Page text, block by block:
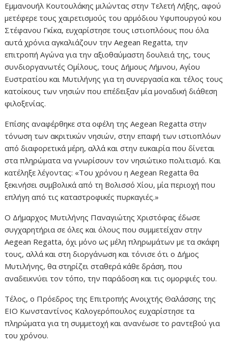
Εμμανουήλ Κουτουλάκης μιλώντας στην Τελετή Λήξης, αφού
μετέφερε τους χαιρετισμούς του αρμόδιου Υφυπουργού κου
Στέφανου Γκίκα, ευχαρίστησε τους ιστιοπλόους που όλα
αυτά χρόνια αγκαλιάζουν την Aegean Regatta, την
επιτροπή Αγώνα για την αξιοθαύμαστη δουλειά της, τους
συνδιοργανωτές Ομίλους, τους Δήμους Λήμνου, Αγίου
Ευστρατίου και Μυτιλήνης για τη συνεργασία και τέλος τους
κατοίκους των νησιών που επέδειξαν μία μοναδική διάθεση
φιλοξενίας.
Επίσης αναφέρθηκε στα οφέλη της Aegean Regatta στην
τόνωση των ακριτικών νησιών, στην επαφή των ιστιοπλόων
από διαφορετικά μέρη, αλλά και στην ευκαιρία που δίνεται
στα πληρώματα να γνωρίσουν τον νησιώτικο πολιτισμό. Και
κατέληξε λέγοντας: «Του χρόνου η Aegean Regatta θα
ξεκινήσει συμβολικά από τη Βολισσό Χίου, μία περιοχή που
επλήγη από τις καταστροφικές πυρκαγιές.»
Ο Δήμαρχος Μυτιλήνης Παναγιώτης Χριστόφας έδωσε
συγχαρητήρια σε όλες και όλους που συμμετείχαν στην
Aegean Regatta, όχι μόνο ως μέλη πληρωμάτων με τα σκάφη
τους, αλλά και στη διοργάνωση και τόνισε ότι ο Δήμος
Μυτιλήνης, θα στηρίζει σταθερά κάθε δράση, που
αναδεικνύει τον τόπο, την παράδοση και τις ομορφιές του.
Τέλος, ο Πρόεδρος της Επιτροπής Ανοιχτής Θαλάσσης της
ΕΙΟ Κωνσταντίνος Καλογερόπουλος ευχαρίστησε τα
πληρώματα για τη συμμετοχή και ανανέωσε το ραντεβού για
του χρόνου.